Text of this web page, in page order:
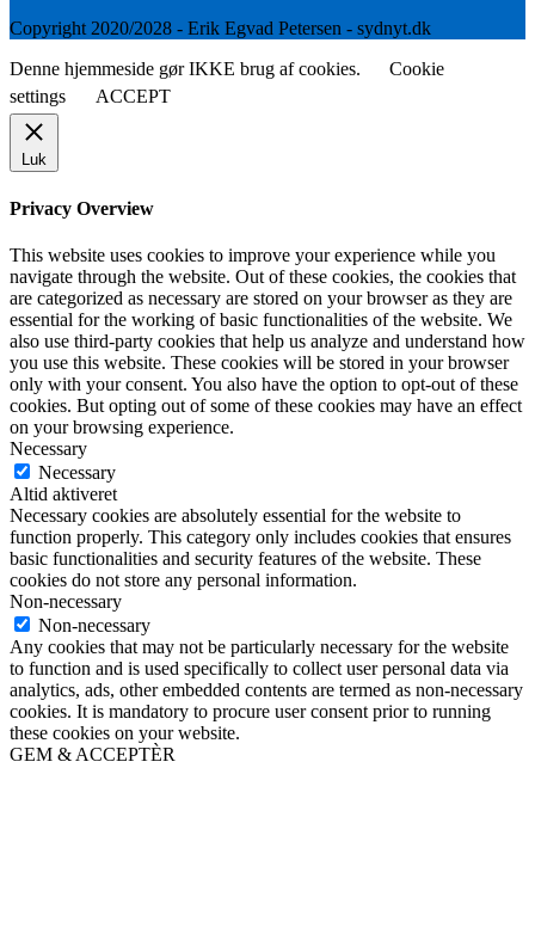
Copyright 2020/2028 - Erik Egvad Petersen - sydnyt.dk
Denne hjemmeside gør IKKE brug af cookies.
Cookie
settings
ACCEPT
Luk
Privacy Overview
This website uses cookies to improve your experience while you
navigate through the website. Out of these cookies, the cookies that
are categorized as necessary are stored on your browser as they are
essential for the working of basic functionalities of the website. We
also use third-party cookies that help us analyze and understand how
you use this website. These cookies will be stored in your browser
only with your consent. You also have the option to opt-out of these
cookies. But opting out of some of these cookies may have an effect
on your browsing experience.
Necessary
Necessary
Altid aktiveret
Necessary cookies are absolutely essential for the website to
function properly. This category only includes cookies that ensures
basic functionalities and security features of the website. These
cookies do not store any personal information.
Non-necessary
Non-necessary
Any cookies that may not be particularly necessary for the website
to function and is used specifically to collect user personal data via
analytics, ads, other embedded contents are termed as non-necessary
cookies. It is mandatory to procure user consent prior to running
these cookies on your website.
GEM & ACCEPTÈR